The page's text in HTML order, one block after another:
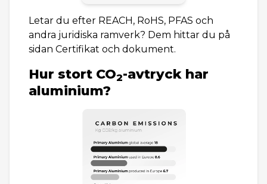
Letar du efter REACH, RoHS, PFAS och
andra juridiska ramverk? Dem hittar du på
sidan Certifikat och dokument.
Hur stort CO2-avtryck har
aluminium?